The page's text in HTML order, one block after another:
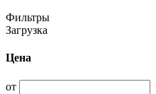
Фильтры
Загрузка
Цена
от